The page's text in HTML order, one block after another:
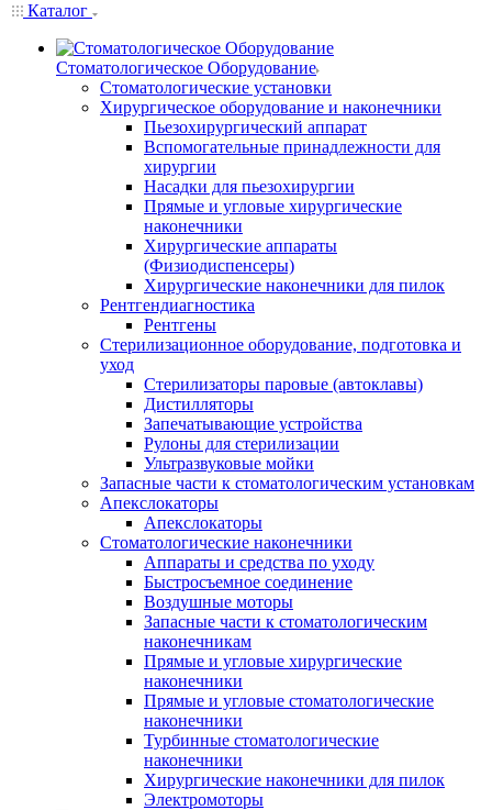
Каталог
Стоматологическое Оборудование
Стоматологические установки
Хирургическое оборудование и наконечники
Пьезохирургический аппарат
Вспомогательные принадлежности для
хирургии
Насадки для пьезохирургии
Прямые и угловые хирургические
наконечники
Хирургические аппараты
(Физиодиспенсеры)
Хирургические наконечники для пилок
Рентгендиагностика
Рентгены
Стерилизационное оборудование, подготовка и
уход
Стерилизаторы паровые (автоклавы)
Дистилляторы
Запечатывающие устройства
Рулоны для стерилизации
Ультразвуковые мойки
Запасные части к стоматологическим установкам
Апекслокаторы
Апекслокаторы
Стоматологические наконечники
Аппараты и средства по уходу
Быстросъемное соединение
Воздушные моторы
Запасные части к стоматологическим
наконечникам
Прямые и угловые хирургические
наконечники
Прямые и угловые стоматологические
наконечники
Турбинные стоматологические
наконечники
Хирургические наконечники для пилок
Электромоторы